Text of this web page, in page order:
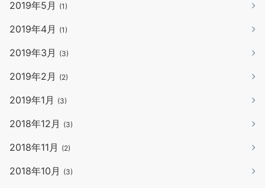
2019年5月 (1)
2019年4月 (1)
2019年3月 (3)
2019年2月 (2)
2019年1月 (3)
2018年12月 (3)
2018年11月 (2)
2018年10月 (3)